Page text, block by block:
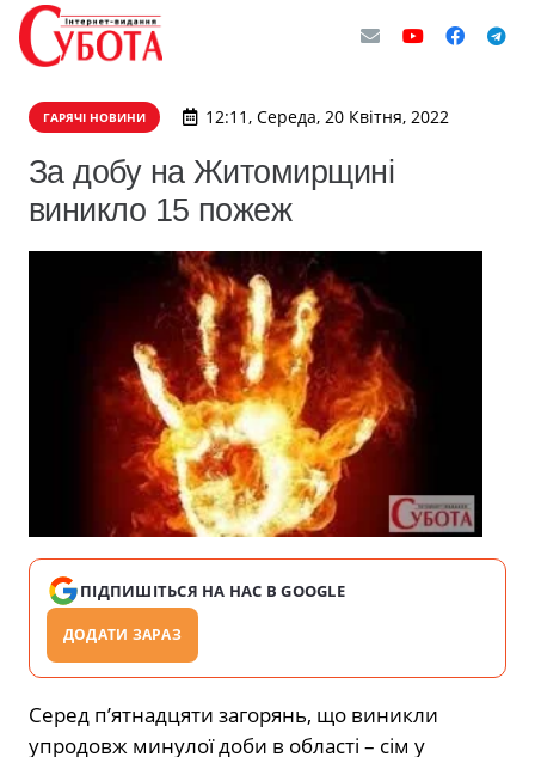
ГАРЯЧІ НОВИНИ 12:11, Середа, 20 Квітня, 2022
За добу на Житомирщині
виникло 15 пожеж
ПІДПИШІТЬСЯ НА НАС В GOOGLE
ДОДАТИ ЗАРАЗ
Серед п’ятнадцяти загорянь, що виникли
упродовж минулої доби в області – сім у